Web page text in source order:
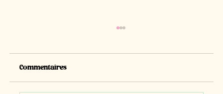
Commentaires